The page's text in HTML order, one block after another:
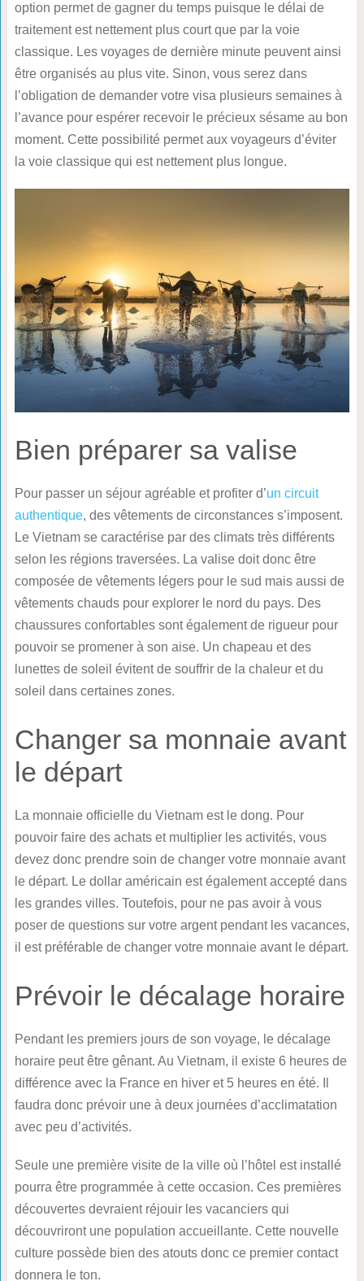
option permet de gagner du temps puisque le délai de
traitement est nettement plus court que par la voie
classique. Les voyages de dernière minute peuvent ainsi
être organisés au plus vite. Sinon, vous serez dans
l’obligation de demander votre visa plusieurs semaines à
l’avance pour espérer recevoir le précieux sésame au bon
moment. Cette possibilité permet aux voyageurs d’éviter
la voie classique qui est nettement plus longue.
Bien préparer sa valise
Pour passer un séjour agréable et profiter d’un circuit
authentique, des vêtements de circonstances s’imposent.
Le Vietnam se caractérise par des climats très différents
selon les régions traversées. La valise doit donc être
composée de vêtements légers pour le sud mais aussi de
vêtements chauds pour explorer le nord du pays. Des
chaussures confortables sont également de rigueur pour
pouvoir se promener à son aise. Un chapeau et des
lunettes de soleil évitent de souffrir de la chaleur et du
soleil dans certaines zones.
Changer sa monnaie avant
le départ
La monnaie officielle du Vietnam est le dong. Pour
pouvoir faire des achats et multiplier les activités, vous
devez donc prendre soin de changer votre monnaie avant
le départ. Le dollar américain est également accepté dans
les grandes villes. Toutefois, pour ne pas avoir à vous
poser de questions sur votre argent pendant les vacances,
il est préférable de changer votre monnaie avant le départ.
Prévoir le décalage horaire
Pendant les premiers jours de son voyage, le décalage
horaire peut être gênant. Au Vietnam, il existe 6 heures de
différence avec la France en hiver et 5 heures en été. Il
faudra donc prévoir une à deux journées d’acclimatation
avec peu d’activités.
Seule une première visite de la ville où l’hôtel est installé
pourra être programmée à cette occasion. Ces premières
découvertes devraient réjouir les vacanciers qui
découvriront une population accueillante. Cette nouvelle
culture possède bien des atouts donc ce premier contact
donnera le ton.